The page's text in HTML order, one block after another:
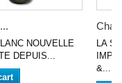
NOUVELLE
DEPUIS...
LA
&...